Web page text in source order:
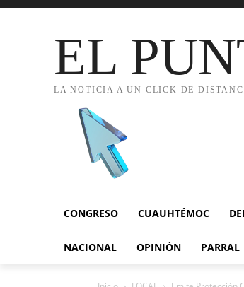
EL
LA NOTICIA A UN CLICK DE
CONGRESO CUAUHTÉMOC
NACIONAL OPINIÓN PARRAL